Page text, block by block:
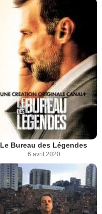
Le Bureau des Légendes
6 avril 2020